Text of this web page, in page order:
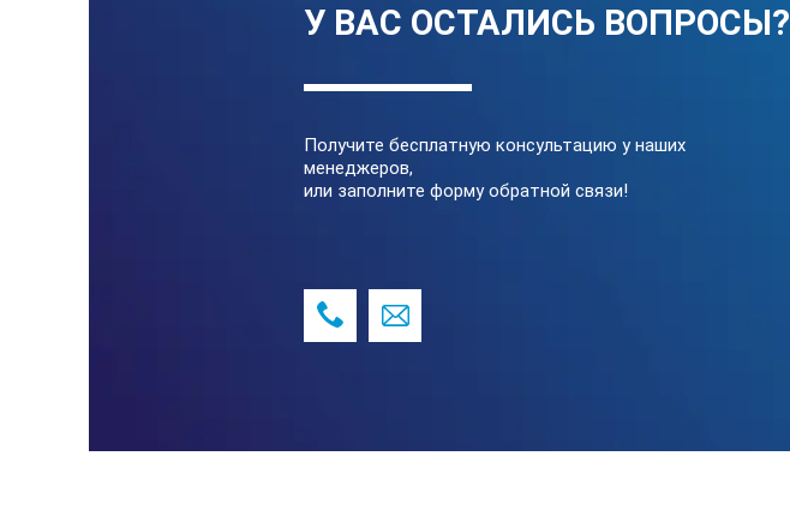
A
Питание
Длина кабеля
Внешние условия
У ВАС ОСТАЛИСЬ ВОПРОСЫ?
Получите бесплатную консультацию у наших
менеджеров,
или заполните форму обратной связи!